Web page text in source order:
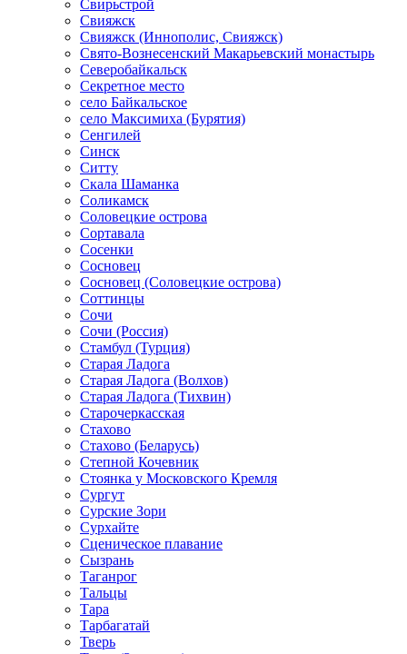
Свирьстрой
Свияжск
Свияжск (Иннополис, Свияжск)
Свято-Вознесенский Макарьевский монастырь
Северобайкальск
Секретное место
село Байкальское
село Максимиха (Бурятия)
Сенгилей
Синск
Ситту
Скала Шаманка
Соликамск
Соловецкие острова
Сортавала
Сосенки
Сосновец
Сосновец (Соловецкие острова)
Соттинцы
Сочи
Сочи (Россия)
Стамбул (Турция)
Старая Ладога
Старая Ладога (Волхов)
Старая Ладога (Тихвин)
Старочеркасская
Стахово
Стахово (Беларусь)
Степной Кочевник
Стоянка у Московского Кремля
Сургут
Сурские Зори
Сурхайте
Сценическое плавание
Сызрань
Таганрог
Тальцы
Тара
Тарбагатай
Тверь